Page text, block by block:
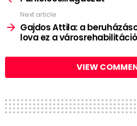
Next article
Gajdos Attila: a
lova ez a városrehabilitáció
VIEW